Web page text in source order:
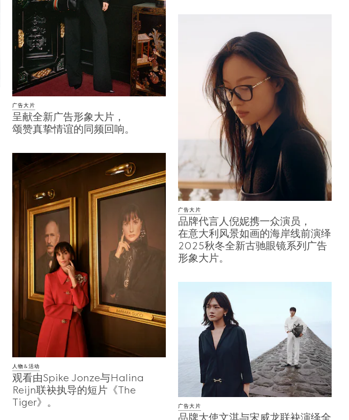
广告大片
呈献全新广告形象大片，
颂赞真挚情谊的同频回响。
广告大片
品牌代言人倪妮携一众演员，
在意大利风景如画的海岸线前演绎
2025秋冬全新古驰眼镜系列广告
形象大片。
人物&活动
观看由Spike Jonze与Halina
Reijn联袂执导的短片《The
Tiger》。
广告大片
品牌大使文淇与宋威龙联袂演绎全